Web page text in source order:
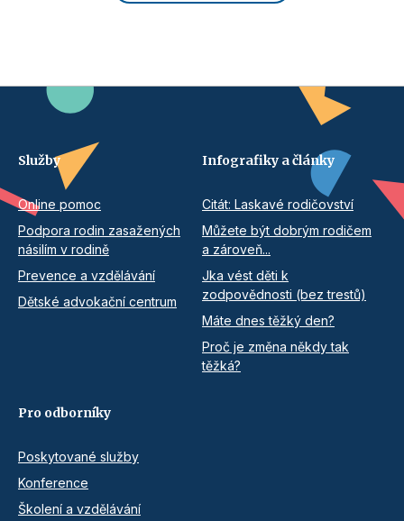
Služby
Online pomoc
Podpora rodin zasažených
násilím v rodině
Prevence a vzdělávání
Dětské advokační centrum
Infografiky a články
Citát: Laskavé rodičovství
Můžete být dobrým rodičem
a zároveň...
Jka vést děti k
zodpovědnosti (bez trestů)
Máte dnes těžký den?
Proč je změna někdy tak
těžká?
Pro odborníky
Poskytované služby
Konference
Školení a vzdělávání